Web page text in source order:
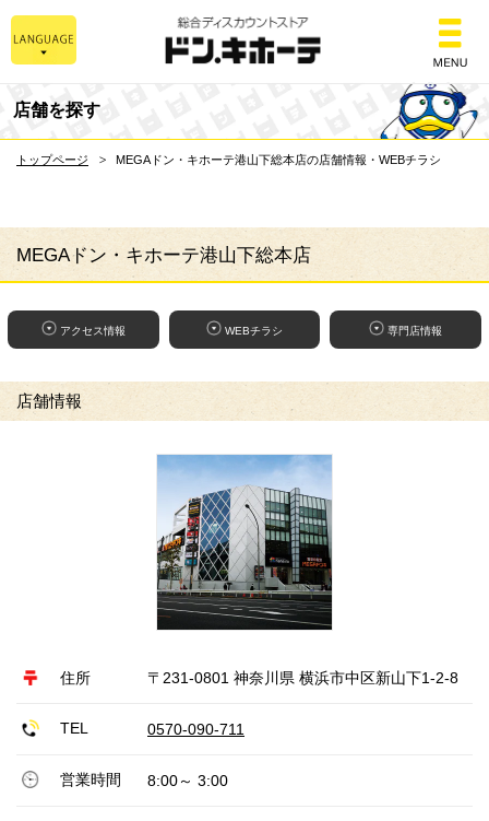
総合ディスカウント
店舗を探す
トップページ MEGAドン・キホーテ港山下総本店の店舗情報・WEBチラシ
MEGAドン・キホーテ港山下総本店
アクセス情報 WEBチラシ 専門店情報
店舗情報
住所 〒231-0801 神奈川県 横浜市中区新山下1-2-8
TEL 0570-090-711
営業時間 8:00～ 3:00